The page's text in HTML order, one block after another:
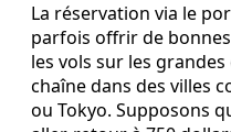
La réservation via le
parfois offrir de
les vols sur les
chaîne dans des villes
ou Tokyo. Supposons